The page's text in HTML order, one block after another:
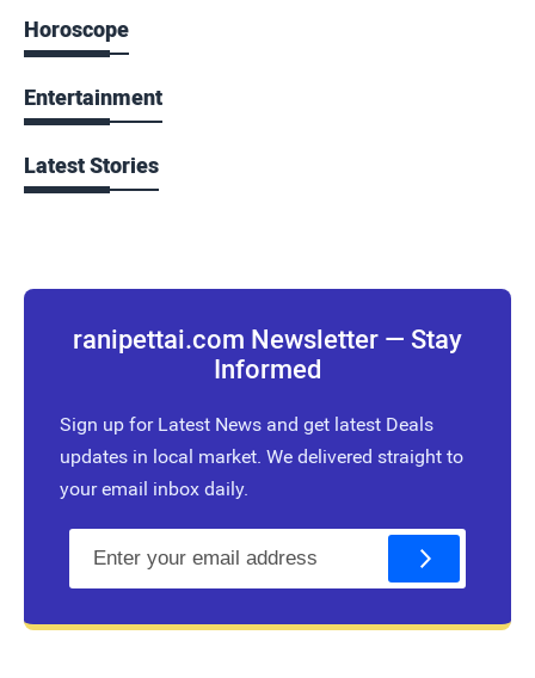
Horoscope
Entertainment
Latest Stories
ranipettai.com Newsletter — Stay
Informed
Sign up for Latest News and get latest Deals
updates in local market. We delivered straight to
your email inbox daily.